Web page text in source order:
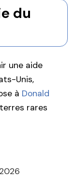
du
une aide
Unis,
à Donald
rares